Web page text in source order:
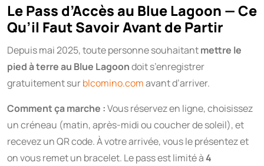
Le Pass d’Accès au Blue Lagoon — Ce
Qu’il Faut Savoir Avant de Partir
Depuis mai 2025, toute personne souhaitantmettre le
pied à terre au Blue Lagoondoit s’enregistrer
gratuitement surblcomino.comavant d’arriver.
Comment ça marche :Vous réservez en ligne, choisissez
un créneau (matin, après-midi ou coucher de soleil), et
recevez un QR code. À votre arrivée, vous le présentez et
on vous remet un bracelet. Le pass est limité à4